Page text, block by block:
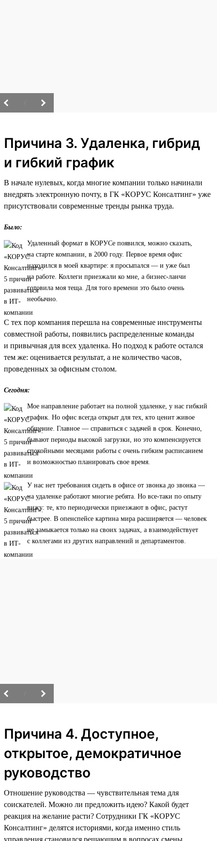
Причина 3. Удаленка, гибрид
и гибкий график
В начале нулевых, когда многие компании только начинали
внедрять электронную почту, в ГК «КОРУС Консалтинг» уже
присутствовали современные тренды рынка труда.
Было:
Удаленный формат в КОРУСе появился, можно сказать,
на старте компании, в 2000 году. Первое время офис
находился в моей квартире: я просыпался — и уже был
на работе. Коллеги приезжали ко мне, а бизнес-ланчи
готовила моя теща. Для того времени это было очень
необычно.
С тех пор компания перешла на современные инструменты
совместной работы, появились распределенные команды
и привычная для всех удаленка. Но подход к работе остался
тем же: оценивается результат, а не количество часов,
проведенных за офисным столом.
Сегодня:
Мое направление работает на полной удаленке, у нас гибкий
график. Но офис всегда открыт для тех, кто ценит живое
общение. Главное — справиться с задачей в срок. Конечно,
бывают периоды высокой загрузки, но это компенсируется
спокойными месяцами работы с очень гибким расписанием
и возможностью планировать свое время.
У нас нет требования сидеть в офисе от звонка до звонка —
на удаленке работают многие ребята. Но все-таки по опыту
вижу: те, кто периодически приезжают в офис, растут
быстрее. В опенспейсе картина мира расширяется — человек
не замыкается только на своих задачах, а взаимодействует
с коллегами из других направлений и департаментов.
Причина 4. Доступное,
открытое, демократичное
руководство
Отношение руководства — чувствительная тема для
соискателей. Можно ли предложить идею? Какой будет
реакция на желание расти? Сотрудники ГК «КОРУС
Консалтинг» делятся историями, когда именно стиль
управления становился решающим в вопросах смены